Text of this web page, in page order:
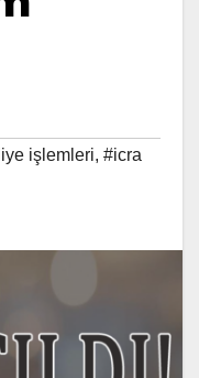
işlemleri, #icra